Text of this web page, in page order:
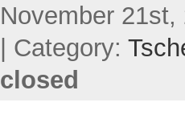
November
| Category:
closed